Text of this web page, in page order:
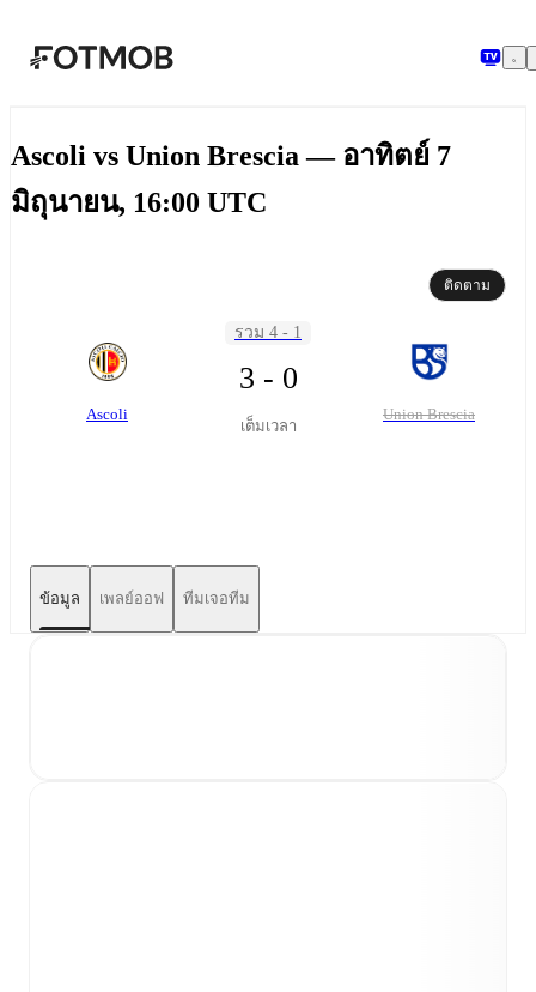
ข้ามไปยังเนื้อหาหลัก
Ascoli vs Union Brescia — อาทิตย์ 7
มิถุนายน, 16:00 UTC
ติดตาม
Ascoli
รวม 4 - 1
3 - 0
เต็มเวลา
Union Brescia
ข้อมูล เพลย์ออฟ ทีมเจอทีม